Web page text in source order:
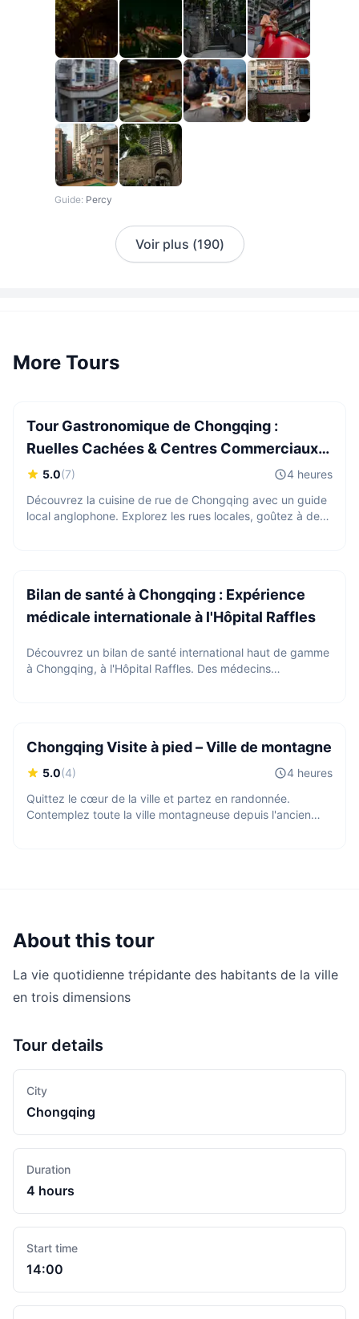
Guide: Percy
Voir plus (190)
More Tours
2 Pers.
Tour Gastronomique de Chongqing :
Ruelles Cachées & Centres Commerciaux
Branchés
5.0(7)
4 heures
Découvrez la cuisine de rue de Chongqing avec un guide
local anglophone. Explorez les rues locales, goûtez à des
Bilan de santé à Chongqing : Expérience
médicale internationale à l'Hôpital Raffles
Découvrez un bilan de santé international haut de gamme
à Chongqing, à l'Hôpital Raffles. Des médecins
Chongqing Visite à pied – Ville de montagne
5.0(4)
4 heures
Quittez le cœur de la ville et partez en randonnée.
Contemplez toute la ville montagneuse depuis l'ancien
About this tour
La vie quotidienne trépidante des habitants de la ville
en trois dimensions
Tour details
City
Chongqing
Duration
4 hours
Start time
14:00